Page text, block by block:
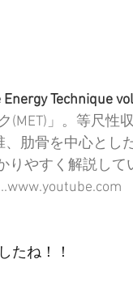
Technique
」。等尺性
肋骨を中心とし
りやすく解説して
たね！！